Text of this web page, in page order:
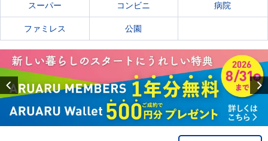
スーパー コンビニ 病院
ファミレス 公園
Previous